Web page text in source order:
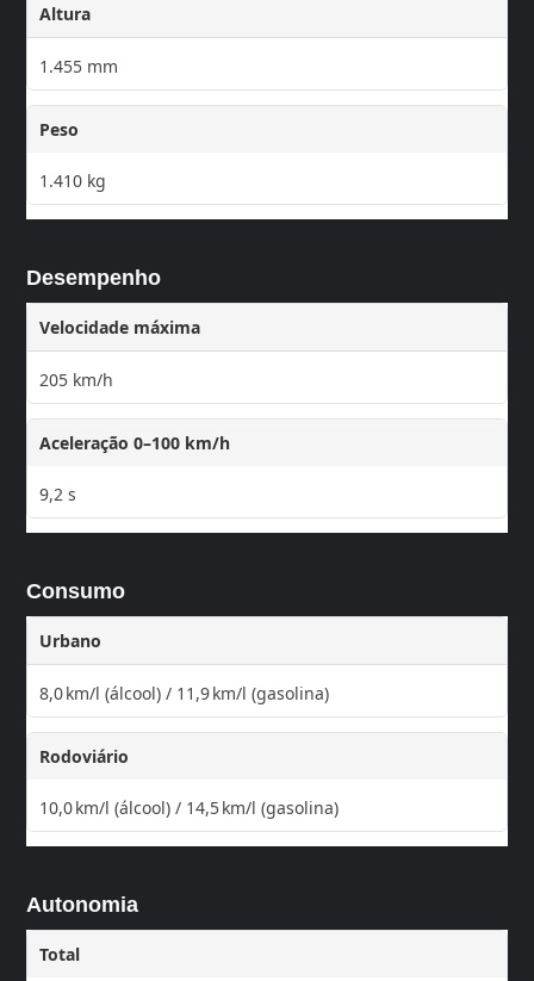
Altura
1.455 mm
Peso
1.410 kg
Desempenho
Velocidade máxima
205 km/h
Aceleração 0–100 km/h
9,2 s
Consumo
Urbano
8,0 km/l (álcool) / 11,9 km/l (gasolina)
Rodoviário
10,0 km/l (álcool) / 14,5 km/l (gasolina)
Autonomia
Total